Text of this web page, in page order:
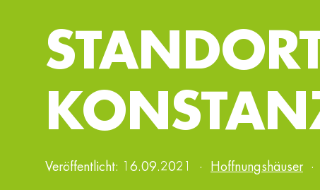
Veröffentlicht: 16.09.2021 · Hoffnungshäuser ·